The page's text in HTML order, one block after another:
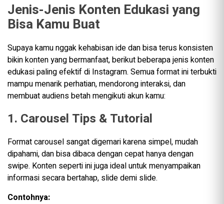
Jenis-Jenis Konten Edukasi yang
Bisa Kamu Buat
Supaya kamu nggak kehabisan ide dan bisa terus konsisten
bikin konten yang bermanfaat, berikut beberapa jenis konten
edukasi paling efektif di Instagram. Semua format ini terbukti
mampu menarik perhatian, mendorong interaksi, dan
membuat audiens betah mengikuti akun kamu:
1. Carousel Tips & Tutorial
Format carousel sangat digemari karena simpel, mudah
dipahami, dan bisa dibaca dengan cepat hanya dengan
swipe. Konten seperti ini juga ideal untuk menyampaikan
informasi secara bertahap, slide demi slide.
Contohnya: